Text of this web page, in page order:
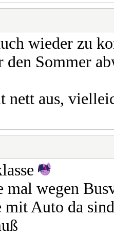
wieder zu
den Sommer
nett aus,
mal wegen
Auto da